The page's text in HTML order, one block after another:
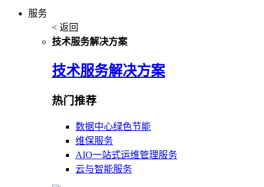
服务
< 返回
技术服务解决方案
技术服务解决方案
热门推荐
数据中心绿色节能
维保服务
AIO一站式运维管理服务
云与智能服务